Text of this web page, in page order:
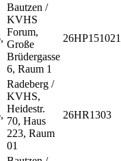
Bautzen /
KVHS
Forum,
Große
Brüdergasse
6, Raum 1
26HP151021
Radeberg /
KVHS,
Heidestr.
70, Haus
223, Raum
01
26HR1303